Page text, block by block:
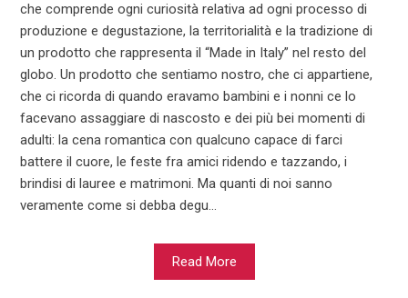
che comprende ogni curiosità relativa ad ogni processo di
produzione e degustazione, la territorialità e la tradizione di
un prodotto che rappresenta il “Made in Italy” nel resto del
globo. Un prodotto che sentiamo nostro, che ci appartiene,
che ci ricorda di quando eravamo bambini e i nonni ce lo
facevano assaggiare di nascosto e dei più bei momenti di
adulti: la cena romantica con qualcuno capace di farci
battere il cuore, le feste fra amici ridendo e tazzando, i
brindisi di lauree e matrimoni. Ma quanti di noi sanno
veramente come si debba degu...
Read More